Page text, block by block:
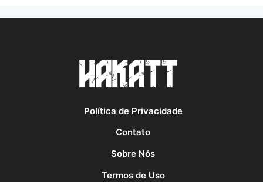
Política de Privacidade
Contato
Sobre Nós
Termos de Uso